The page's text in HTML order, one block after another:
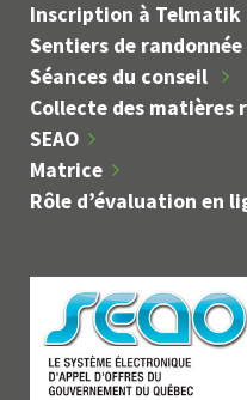
Inscription à
Sentiers de
Séances du conseil
Collecte des matières
SEAO
Matrice
Rôle d’évaluation en